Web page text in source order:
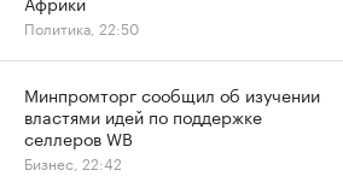
Политика, 22:50
Минпромторг сообщил об изучении
властями идей по поддержке
селлеров WB
Бизнес, 22:42